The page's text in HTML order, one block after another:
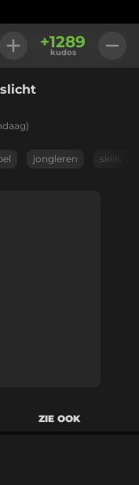
+1289
kudos
jongleren skills
ZIE OOK